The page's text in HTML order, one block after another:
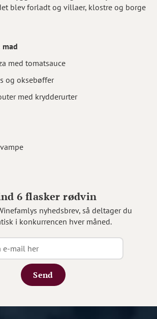
blev forladt og villaer, klostre og borge
mad
med tomatsauce
og oksebøffer
med krydderurter
6 flasker rødvin
nyhedsbrev, så deltager du
i konkurrencen hver måned.
Send